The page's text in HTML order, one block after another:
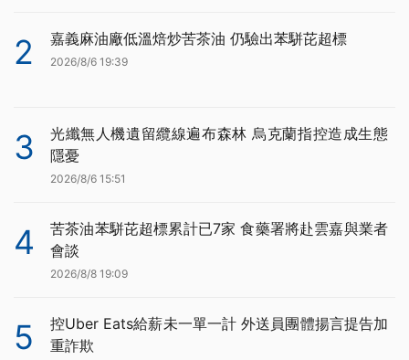
2 嘉義麻油廠低溫焙炒苦茶油 仍驗出苯駢芘超標
2026/8/6 19:39
3
光纖無人機遺留纜線遍布森林 烏克蘭指控造成生態
隱憂
2026/8/6 15:51
4
苦茶油苯駢芘超標累計已7家 食藥署將赴雲嘉與業者
會談
2026/8/8 19:09
5
控Uber Eats給薪未一單一計 外送員團體揚言提告加
重詐欺